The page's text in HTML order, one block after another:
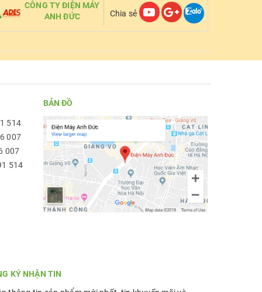
CÔNG TY ĐIỆN MÁY
ANH ĐỨC
Chia sẻ
514
007
007
514
BẢN ĐỒ
KÝ NHẬN TIN